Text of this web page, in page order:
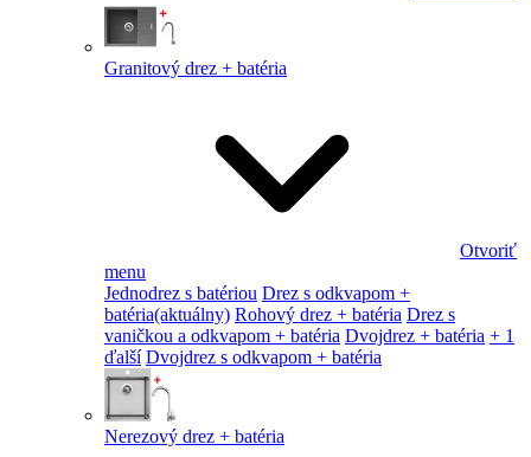
Granitový drez + batéria
Otvoriť
menu
Jednodrez s batériou Drez s odkvapom +
batéria(aktuálny) Rohový drez + batéria Drez s
vaničkou a odkvapom + batéria Dvojdrez + batéria + 1
ďalší Dvojdrez s odkvapom + batéria
Nerezový drez + batéria